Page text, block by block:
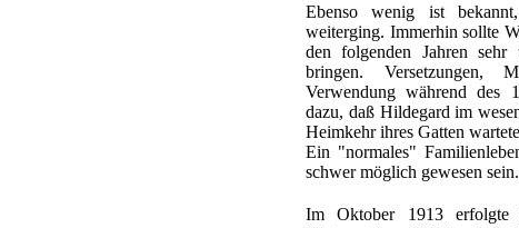
Ebenso wenig ist
weiterging. Immerhin sollte
den folgenden Jahren sehr
bringen. Versetzungen,
Verwendung während des
dazu, daß Hildegard im
Heimkehr ihres Gatten
Ein "normales"
schwer möglich gewesen sein.
Im Oktober 1913 erfolgte